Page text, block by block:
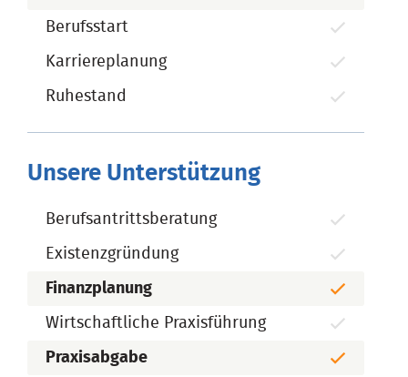
Berufsstart
Karriereplanung
Ruhestand
Unsere Unterstützung
Berufsantrittsberatung
Existenzgründung
Finanzplanung
Wirtschaftliche Praxisführung
Praxisabgabe